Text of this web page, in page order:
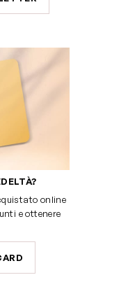
online
e ottenere